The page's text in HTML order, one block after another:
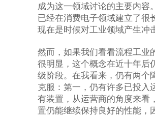
成为这一领域讨论的主要内容
已经在消费电子领域建立了很
现在是时候对工业领域产生冲
然而，如果我们看看流程工业
很明显，这个概念在近十年后
级阶段。在我看来，仍有两个
克服：第一，仍有许多已投入
有装置，从运营商的角度来看
置仍能继续保持良好的性能，